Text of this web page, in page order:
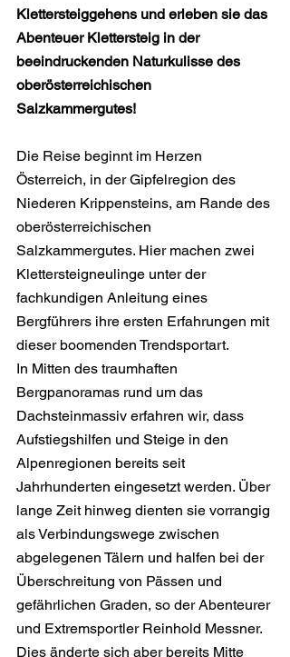
Klettersteiggehens und erleben sie das
Abenteuer Klettersteig in der
beeindruckenden Naturkulisse des
oberösterreichischen
Salzkammergutes!
Die Reise beginnt im Herzen
Österreich, in der Gipfelregion des
Niederen Krippensteins, am Rande des
oberösterreichischen
Salzkammergutes. Hier machen zwei
Klettersteigneulinge unter der
fachkundigen Anleitung eines
Bergführers ihre ersten Erfahrungen mit
dieser boomenden Trendsportart.
In Mitten des traumhaften
Bergpanoramas rund um das
Dachsteinmassiv erfahren wir, dass
Aufstiegshilfen und Steige in den
Alpenregionen bereits seit
Jahrhunderten eingesetzt werden. Über
lange Zeit hinweg dienten sie vorrangig
als Verbindungswege zwischen
abgelegenen Tälern und halfen bei der
Überschreitung von Pässen und
gefährlichen Graden, so der Abenteurer
und Extremsportler Reinhold Messner.
Dies änderte sich aber bereits Mitte